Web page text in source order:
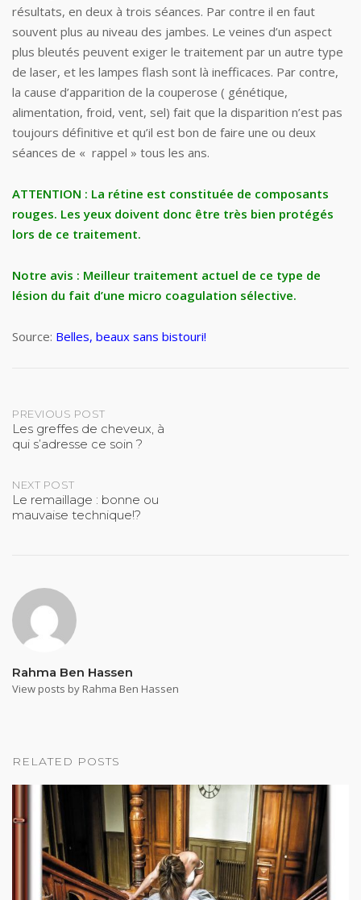
résultats, en deux à trois séances. Par contre il en faut
souvent plus au niveau des jambes. Le veines d’un aspect
plus bleutés peuvent exiger le traitement par un autre type
de laser, et les lampes flash sont là inefficaces. Par contre,
la cause d’apparition de la couperose ( génétique,
alimentation, froid, vent, sel) fait que la disparition n’est pas
toujours définitive et qu’il est bon de faire une ou deux
séances de « rappel » tous les ans.
ATTENTION : La rétine est constituée de composants
rouges. Les yeux doivent donc être très bien protégés
lors de ce traitement.
Notre avis : Meilleur traitement actuel de ce type de
lésion du fait d’une micro coagulation sélective.
Source: Belles, beaux sans bistouri!
Post
navigation
PREVIOUS POST
Les greffes de cheveux, à
qui s’adresse ce soin ?
NEXT POST
Le remaillage : bonne ou
mauvaise technique!?
Rahma Ben Hassen
View posts by Rahma Ben Hassen
RELATED POSTS